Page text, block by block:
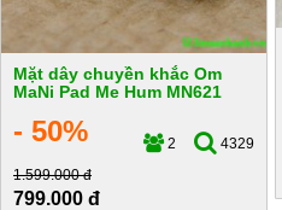
Mặt dây chuyền khắc Om
MaNi Pad Me Hum MN621
- 50% 2
4329
1.599.000 đ
799.000 đ